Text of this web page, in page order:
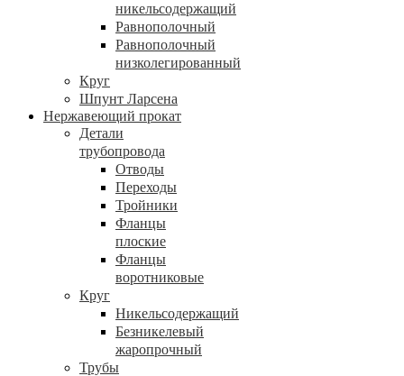
никельсодержащий
Равнополочный
Равнополочный
низколегированный
Круг
Шпунт Ларсена
Нержавеющий прокат
Детали
трубопровода
Отводы
Переходы
Тройники
Фланцы
плоские
Фланцы
воротниковые
Круг
Никельсодержащий
Безникелевый
жаропрочный
Трубы